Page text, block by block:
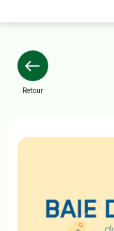
Retour